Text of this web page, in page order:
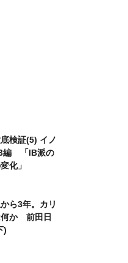
検証(5) イノ
編 「IB派の
化」
ら3年。カリ
何か 前田日
)